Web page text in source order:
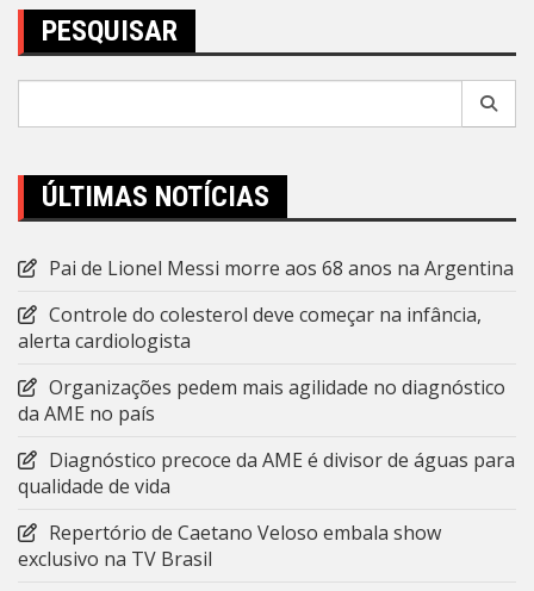
PESQUISAR
ÚLTIMAS NOTÍCIAS
Pai de Lionel Messi morre aos 68 anos na Argentina
Controle do colesterol deve começar na infância,
alerta cardiologista
Organizações pedem mais agilidade no diagnóstico
da AME no país
Diagnóstico precoce da AME é divisor de águas para
qualidade de vida
Repertório de Caetano Veloso embala show
exclusivo na TV Brasil